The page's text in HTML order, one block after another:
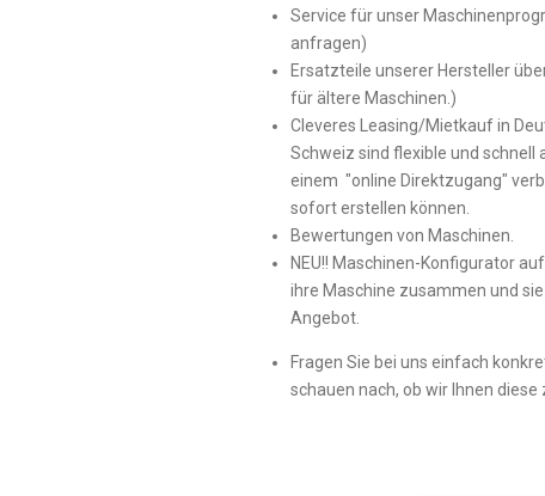
Service für unser
anfragen)
Ersatzteile unserer Hersteller
für ältere Maschinen.)
Cleveres
Leasing/Mietkaufin
Schweiz sind flexible und schnell
einem "online Direktzugang"
sofort erstellen können.
Bewertungen von Maschinen.
NEU!! Maschinen-Konfigurator
ihre Maschine zusammen und
Angebot.
Fragen Sie bei uns einfach
schauen nach, ob wir Ihnen